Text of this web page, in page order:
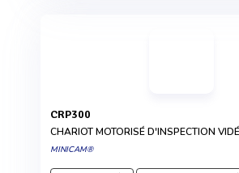
CRP300
CHARIOT MOTORISÉ D'INSPECTION
MINICAM®